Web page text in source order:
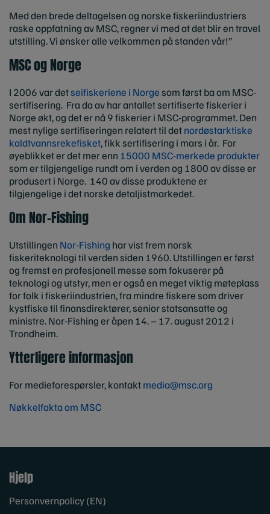
Med den brede deltagelsen og norske fiskeriindustriers
raske oppfatning av MSC, regner vi med at det blir en travel
utstilling. Vi ønsker alle velkommen på standen vår!”
MSC og Norge
I 2006 var detseifiskeriene i Norgesom først ba om MSC-
sertifisering. Fra da av har antallet sertifiserte fiskerier i
Norge økt, og det er nå 9 fiskerier i MSC-programmet. Den
mest nylige sertifiseringen relatert til detnordøstarktiske
kaldtvannsrekefisket, fikk sertifisering i mars i år. For
øyeblikket er det mer enn 15000 MSC-merkede produkter
som er tilgjengelige rundt om i verden og 1800 av disse er
produsert i Norge. 140 av disse produktene er
tilgjengelige i det norske detaljistmarkedet.
Om Nor-Fishing
Utstillingen Nor-Fishing har vist frem norsk
fiskeriteknologi til verden siden 1960. Utstillingen er først
og fremst en profesjonell messe som fokuserer på
teknologi og utstyr, men er også en meget viktig møteplass
for folk i fiskeriindustrien, fra mindre fiskere som driver
kystfiske til finansdirektører, senior statsansatte og
ministre. Nor-Fishing er åpen 14. – 17. august 2012 i
Trondheim.
Ytterligere informasjon
For medieforespørsler, kontaktmedia@msc.org
Nøkkelfakta om MSC
Hjelp
Personvernpolicy (EN)